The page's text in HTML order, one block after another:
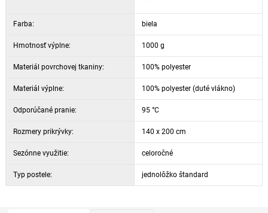
Farba: biela
Hmotnosť výplne: 1000 g
Materiál povrchovej tkaniny: 100% polyester
Materiál výplne: 100% polyester (duté vlákno)
Odporúčané pranie: 95 °C
Rozmery prikrývky: 140 x 200 cm
Sezónne využitie: celoročné
Typ postele: jednolôžko štandard